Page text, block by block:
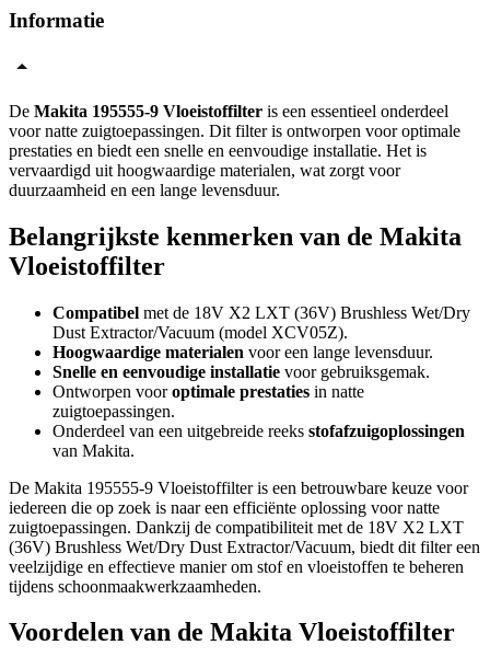
Informatie
De Makita 195555-9 Vloeistoffilter is een essentieel onderdeel
voor natte zuigtoepassingen. Dit filter is ontworpen voor optimale
prestaties en biedt een snelle en eenvoudige installatie. Het is
vervaardigd uit hoogwaardige materialen, wat zorgt voor
duurzaamheid en een lange levensduur.
Belangrijkste kenmerken van de Makita
Vloeistoffilter
Compatibel met de 18V X2 LXT (36V) Brushless Wet/Dry
Dust Extractor/Vacuum (model XCV05Z).
Hoogwaardige materialen voor een lange levensduur.
Snelle en eenvoudige installatie voor gebruiksgemak.
Ontworpen vooroptimale prestaties in natte
zuigtoepassingen.
Onderdeel van een uitgebreide reeks stofafzuigoplossingen
van Makita.
De Makita 195555-9 Vloeistoffilter is een betrouwbare keuze voor
iedereen die op zoek is naar een efficiënte oplossing voor natte
zuigtoepassingen. Dankzij de compatibiliteit met de 18V X2 LXT
(36V) Brushless Wet/Dry Dust Extractor/Vacuum, biedt dit filter een
veelzijdige en effectieve manier om stof en vloeistoffen te beheren
tijdens schoonmaakwerkzaamheden.
Voordelen van de Makita Vloeistoffilter